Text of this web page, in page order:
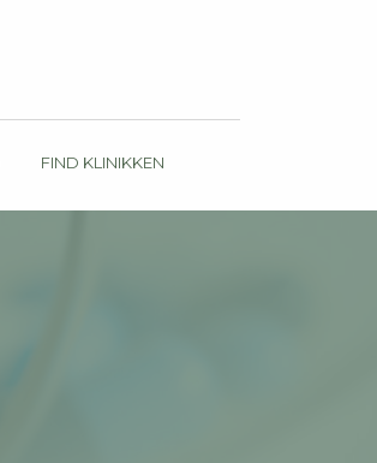
FIND KLINIKKEN